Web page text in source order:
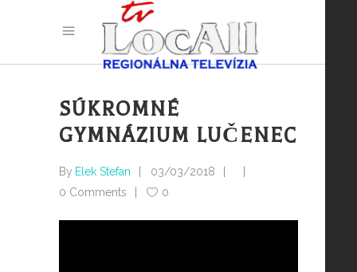
SÚKROMNÉ
GYMNÁZIUM LUČENEC
By Elek Stefan
03/03/2018
0 Comments
0